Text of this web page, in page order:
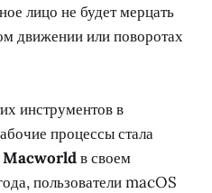
лицо не будет мерцать
движении или поворотах
инструментов в
процессы стала
Macworldв своем
пользователи macOS